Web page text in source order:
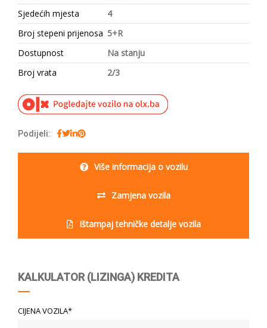
Sjedećih mjesta
4
Broj stepeni prijenosa 5+R
Dostupnost
Na stanju
Broj vrata
2/3
Podijeli:
Više informacija o vozilu
Zamjena vozila
Ištampaj tehničke detalje vozila
KALKULATOR (LIZINGA) KREDITA
CIJENA VOZILA*